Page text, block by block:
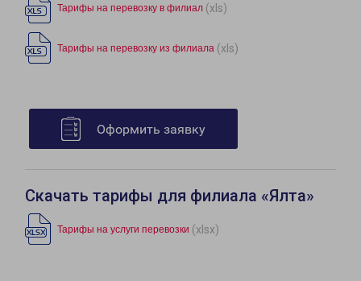
Тарифы на перевозку в филиал (xls)
Тарифы на перевозку из филиала (xls)
Оформить заявку
Скачать тарифы для филиала «Ялта»
Тарифы на услуги перевозки (xlsx)